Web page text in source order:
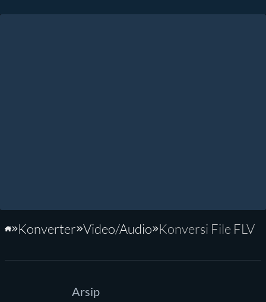
Beranda
Konverter Video/Audio Konversi File FLV
Arsip